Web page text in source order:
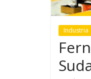
Industria